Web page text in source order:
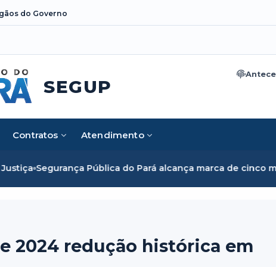
do Governo
SEGUP
Contratos Atendimento
do Pará alcança marca de cinco mil mulheres e
2024 redução histórica em